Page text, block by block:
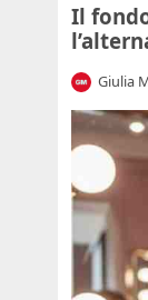
Il
Giulia